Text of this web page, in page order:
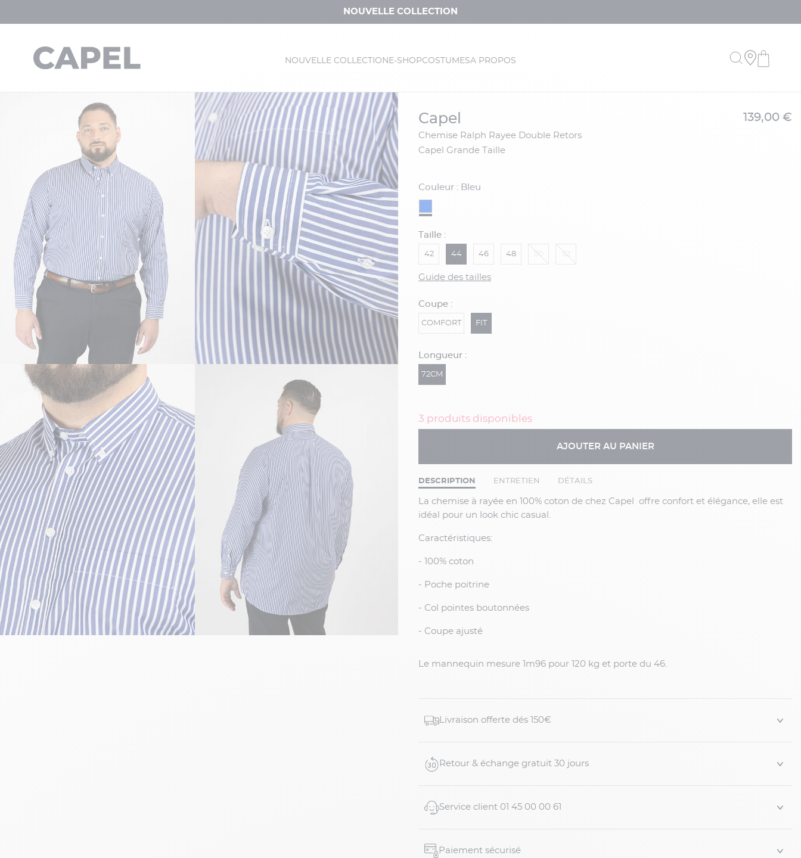
NOUVELLE COLLECTION
NOUVELLE COLLECTION E-SHOPCOSTUMESA PROPOS
capel
Chemise Ralph Rayee Double Retors
Capel Grande Taille
139,00 €
Couleur : Bleu
Taille :
42 44 46 48
Guide des tailles
Coupe :
COMFORT FIT
Longueur :
72CM
3 produits disponibles
AJOUTER AU PANIER
DESCRIPTION ENTRETIEN DÉTAILS
La chemise à rayée en 100% coton de chez Capel offre confort et élégance, elle est
idéal pour un look chic casual.
Caractéristiques:
- 100% coton
- Poche poitrine
- Col pointes boutonnées
- Coupe ajusté
Le mannequin mesure 1m96 pour 120 kg et porte du 46.
Livraison offerte dés 150€
Retour & échange gratuit 30 jours
Service client 01 45 00 00 61
Paiement sécurisé